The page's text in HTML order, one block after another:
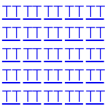
TTTTTTTTTT
TTTTTTTTTT
TTTTTTTTTT
TTTTTTTTTT
TTTTTTTTTT